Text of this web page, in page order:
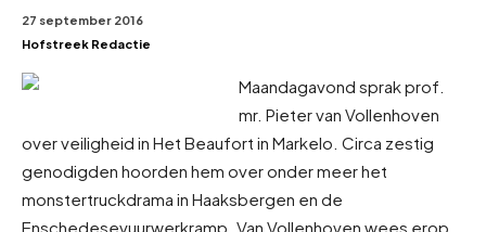
27 september 2016
Hofstreek Redactie
Maandagavond sprak prof.
mr. Pieter van Vollenhoven
over veiligheid in Het Beaufort in Markelo. Circa zestig
genodigden hoorden hem over onder meer het
monstertruckdrama in Haaksbergen en de
Enschedesevuurwerkramp. Van Vollenhoven wees erop